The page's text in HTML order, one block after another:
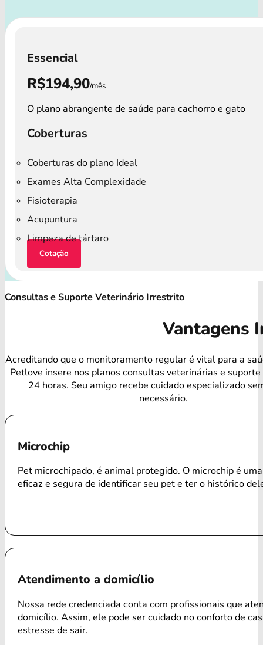
Essencial
R$194,90/mês
O plano abrangente de saúde para cachorro e gato
Coberturas
Coberturas do plano Ideal
Exames Alta Complexidade
Fisioterapia
Acupuntura
Limpeza de tártaro
Cotação
Consultas e Suporte Veterinário Irrestrito
Vantagens
Acreditando que o monitoramento regular é vital para a
Petlove insere nos planos consultas veterinárias e
24 horas. Seu amigo recebe cuidado especializado
necessário.
Microchip
Pet microchipado, é animal protegido. O microchip é
eficaz e segura de identificar seu pet e ter o histórico
Atendimento a domicílio
Nossa rede credenciada conta com profissionais que
domicílio. Assim, ele pode ser cuidado no conforto de
estresse de sair.